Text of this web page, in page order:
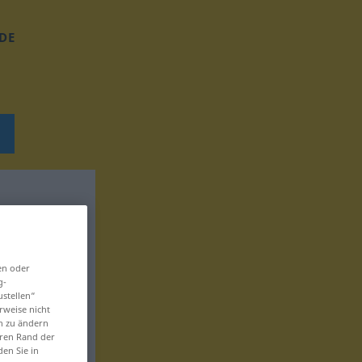
DE
oder
nicht
zu ändern
Rand der
Sie in